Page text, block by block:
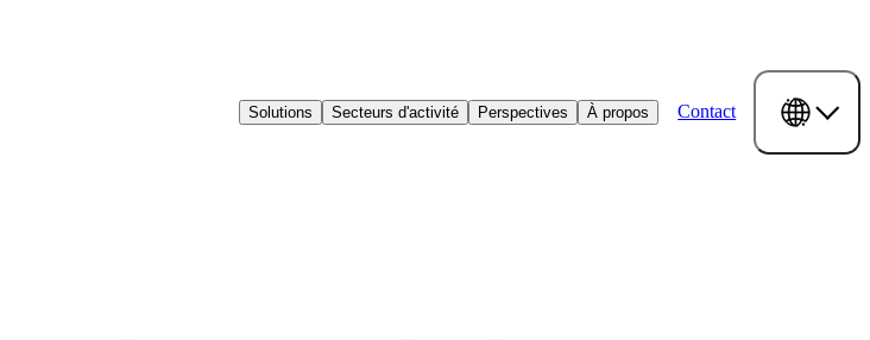
Solutions Secteurs d'activité Perspectives À propos Contact